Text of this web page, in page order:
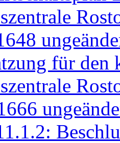
für den